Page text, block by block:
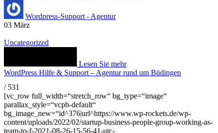
Wordpress-Support - Agentur
03 März
Uncategorized
Lesen Sie mehr
WordPress Hilfe & Support – Agentur rund um Büdingen
/ 531
[vc_row full_width=“stretch_row“ bg_type=“image“
parallax_style=“vcpb-default“
bg_image_new=“id^376|url^https://www.wp-rockets.de/wp-
content/uploads/2022/02/startup-business-people-group-working-as-
team-to-f-2021-08-26-15-56-41-utc-